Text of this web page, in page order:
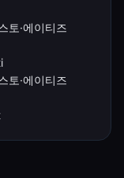
토·에이티즈
토·에이티즈